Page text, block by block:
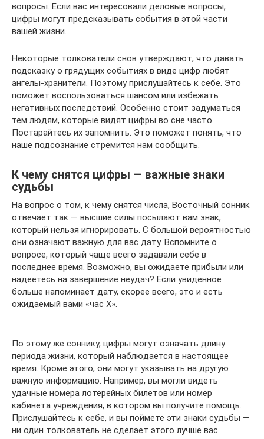
вопросы. Если вас интересовали деловые вопросы,
цифры могут предсказывать события в этой части
вашей жизни.
Некоторые толкователи снов утверждают, что давать
подсказку о грядущих событиях в виде цифр любят
ангелы-хранители. Поэтому прислушайтесь к себе. Это
поможет воспользоваться шансом или избежать
негативных последствий. Особенно стоит задуматься
тем людям, которые видят цифры во сне часто.
Постарайтесь их запомнить. Это поможет понять, что
наше подсознание стремится нам сообщить.
К чему снятся цифры — важные знаки
судьбы
На вопрос о том, к чему снятся числа, Восточный сонник
отвечает так — высшие силы посылают вам знак,
который нельзя игнорировать. С большой вероятностью
они означают важную для вас дату. Вспомните о
вопросе, который чаще всего задавали себе в
последнее время. Возможно, вы ожидаете прибыли или
надеетесь на завершение неудач? Если увиденное
больше напоминает дату, скорее всего, это и есть
ожидаемый вами «час Х».
По этому же соннику, цифры могут означать длину
периода жизни, который наблюдается в настоящее
время. Кроме этого, они могут указывать на другую
важную информацию. Например, вы могли видеть
удачные номера лотерейных билетов или номер
кабинета учреждения, в котором вы получите помощь.
Прислушайтесь к себе, и вы поймете эти знаки судьбы —
ни один толкователь не сделает этого лучше вас.